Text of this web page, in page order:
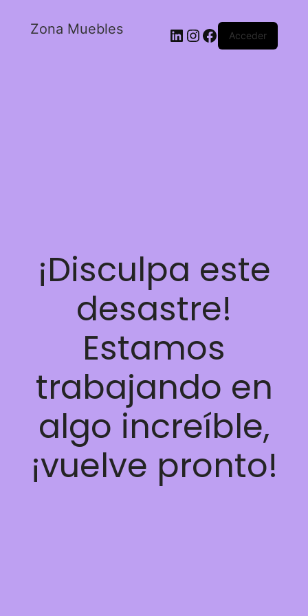
Zona Muebles Acceder
¡Disculpa este
desastre!
Estamos
trabajando en
algo increíble,
¡vuelve pronto!